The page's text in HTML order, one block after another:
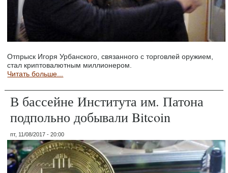
Отпрыск Игоря Урбанского, связанного с торговлей оружием,
стал криптовалютным миллионером.
Читать больше...
В бассейне Института им. Патона
подпольно добывали Bitcoin
пт, 11/08/2017 - 20:00